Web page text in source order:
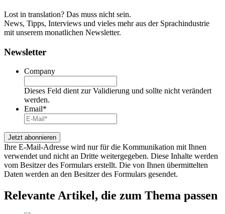
Lost in translation? Das muss nicht sein.
News, Tipps, Interviews und vieles mehr aus der Sprachindustrie
mit unserem monatlichen Newsletter.
Newsletter
Company
Dieses Feld dient zur Validierung und sollte nicht verändert
werden.
Email*
Ihre E-Mail-Adresse wird nur für die Kommunikation mit Ihnen
verwendet und nicht an Dritte weitergegeben. Diese Inhalte werden
vom Besitzer des Formulars erstellt. Die von Ihnen übermittelten
Daten werden an den Besitzer des Formulars gesendet.
Relevante Artikel , die zum Thema passen